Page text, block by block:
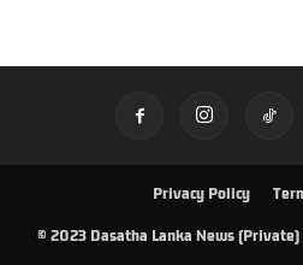
Privacy Policy
© 2023 Dasatha Lanka News